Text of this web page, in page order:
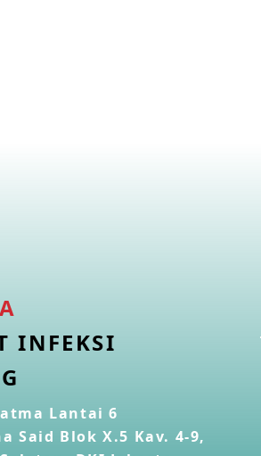
INFEKSI
Lantai 6
Said Blok X.5 Kav. 4-9,